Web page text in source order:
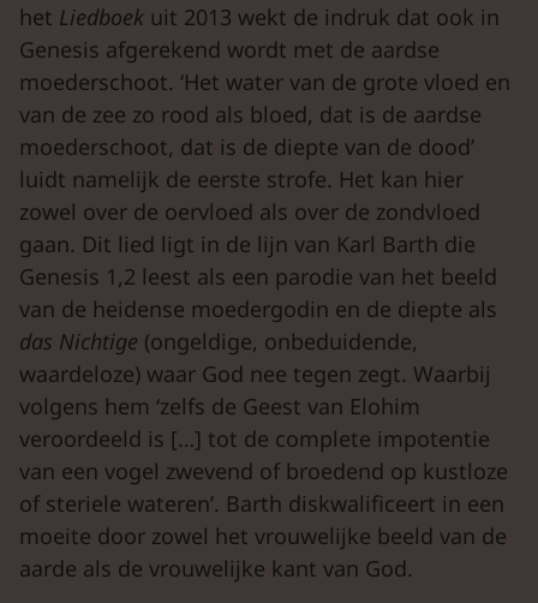
het Liedboek uit 2013 wekt de indruk dat ook in
Genesis afgerekend wordt met de aardse
moederschoot. ‘Het water van de grote vloed en
van de zee zo rood als bloed, dat is de aardse
moederschoot, dat is de diepte van de dood’
luidt namelijk de eerste strofe. Het kan hier
zowel over de oervloed als over de zondvloed
gaan. Dit lied ligt in de lijn van Karl Barth die
Genesis 1,2 leest als een parodie van het beeld
van de heidense moedergodin en de diepte als
das Nichtige (ongeldige, onbeduidende,
waardeloze) waar God nee tegen zegt. Waarbij
volgens hem ‘zelfs de Geest van Elohim
veroordeeld is […] tot de complete impotentie
van een vogel zwevend of broedend op kustloze
of steriele wateren’. Barth diskwalificeert in een
moeite door zowel het vrouwelijke beeld van de
aarde als de vrouwelijke kant van God.